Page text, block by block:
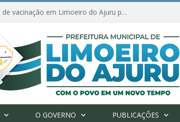
Amanhã começa nova etapa de vacinação em Limoeiro do Ajuru para idosos com 65 ou mais
O GOVERNO PUBLICAÇÕES